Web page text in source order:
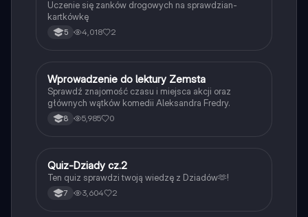
Uczenie się zanków drogowych na sprawdzian-
kartkówkę
5 4,018 2
WJęzyk polski
Wprowadzenie do lektury Zemsta
Sprawdź znajomość czasu i miejsca akcji oraz
głównych wątków komedii Aleksandra Fredry.
8 5,985 0
QJęzyk polski
Quiz-Dziady cz.2
Ten quiz sprawdzi twoją wiedzę z Dziadów🫶!
7 3,604 2